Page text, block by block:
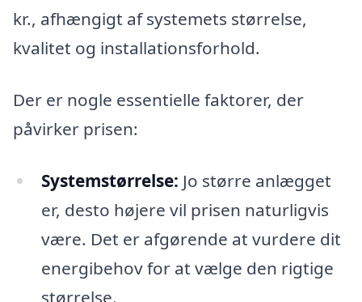
kr., afhængigt af systemets størrelse,
kvalitet og installationsforhold.
Der er nogle essentielle faktorer, der
påvirker prisen:
Systemstørrelse: Jo større anlægget
er, desto højere vil prisen naturligvis
være. Det er afgørende at vurdere dit
energibehov for at vælge den rigtige
størrelse.